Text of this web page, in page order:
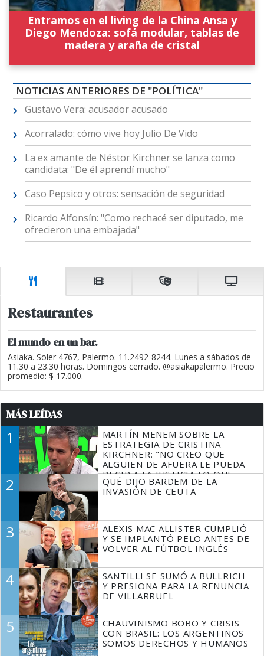
Entramos en el living de la China Ansa y
Diego Mendoza: sofá modular, tablas de
madera y araña de cristal
NOTICIAS ANTERIORES DE "POLÍTICA"
Gustavo Vera: acusador acusado
Acorralado: cómo vive hoy Julio De Vido
La ex amante de Néstor Kirchner se lanza como
candidata: "De él aprendí mucho"
Caso Pepsico y otros: sensación de seguridad
Ricardo Alfonsín: "Como rechacé ser diputado, me
ofrecieron una embajada"
Restaurantes
El mundo en un bar.
Asiaka. Soler 4767, Palermo. 11.2492-8244. Lunes a sábados de
11.30 a 23.30 horas. Domingos cerrado. @asiakapalermo. Precio
promedio: $ 17.000.
MÁS LEÍDAS
1
MARTÍN MENEM SOBRE LA
ESTRATEGIA DE CRISTINA
KIRCHNER: "NO CREO QUE
ALGUIEN DE AFUERA LE PUEDA
DECIR A LA JUSTICIA LO QUE
TIENE QUE HACER"
2
QUÉ DIJO BARDEM DE LA
INVASIÓN DE CEUTA
3
ALEXIS MAC ALLISTER CUMPLIÓ
Y SE IMPLANTÓ PELO ANTES DE
VOLVER AL FÚTBOL INGLÉS
4
SANTILLI SE SUMÓ A BULLRICH
Y PRESIONA PARA LA RENUNCIA
DE VILLARRUEL
5
CHAUVINISMO BOBO Y CRISIS
CON BRASIL: LOS ARGENTINOS
SOMOS DERECHOS Y HUMANOS